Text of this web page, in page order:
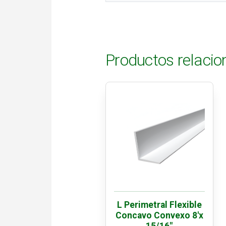
Productos
L Perimetral Flexible
Concavo Convexo 8'x